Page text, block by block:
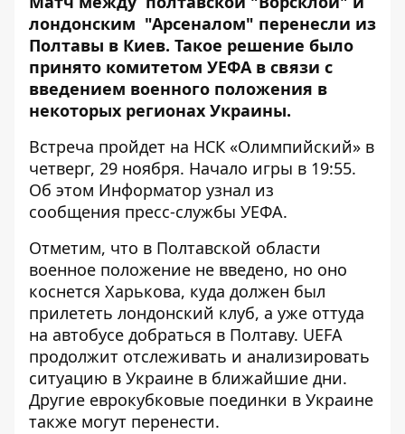
лондонским "Арсеналом" перенесли из
Полтавы в Киев. Такое решение было
принято комитетом УЕФА в связи с
введением военного положения в
некоторых регионах Украины.
Встреча пройдет на НСК «Олимпийский» в
четверг, 29 ноября. Начало игры в 19:55.
Об этом Информатор узнал из
сообщения пресс-службы УЕФА.
Отметим, что в Полтавской области
военное положение не введено, но оно
коснется Харькова, куда должен был
прилететь лондонский клуб, а уже оттуда
на автобусе добраться в Полтаву. UEFA
продолжит отслеживать и анализировать
ситуацию в Украине в ближайшие дни.
Другие еврокубковые поединки в Украине
также могут перенести.